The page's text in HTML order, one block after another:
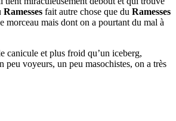
Ramesses fait autre chose que du Ramesses
mais dont on a pourtant du mal à
canicule et plus froid qu’un iceberg,
peu voyeurs, un peu masochistes, on a très